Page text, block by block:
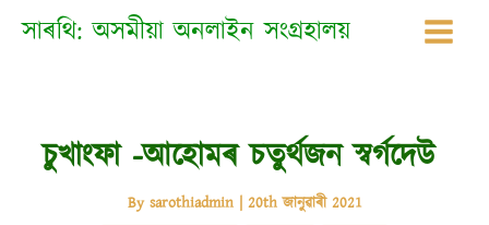
সাৰথি: অসমীয়া অনলাইন সংগ্ৰহালয়
চুখাংফা -আহোমৰ চতুৰ্থজন স্বৰ্গদেউ
By sarothiadmin | 20th জানুৱাৰী 2021